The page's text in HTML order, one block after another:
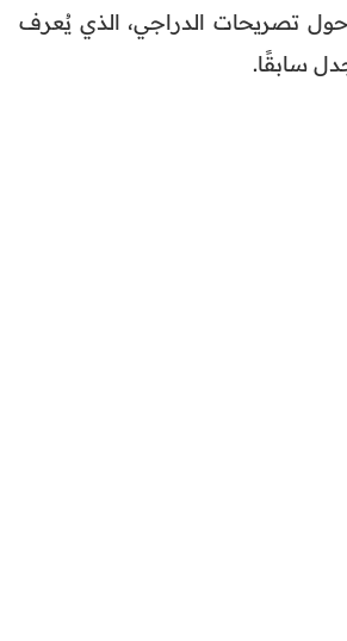
تصريحات الدراجي، الذي يُعرف
سابقًا.